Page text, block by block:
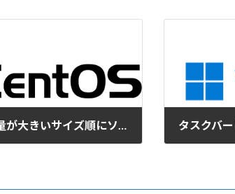
lsコマンドで、容量が大きいサイズ順にソートする方法